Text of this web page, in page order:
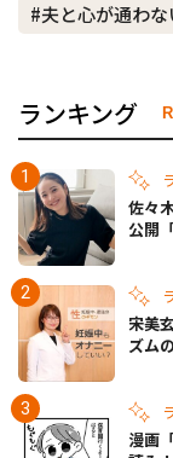
#夫と心が通わな
ランキング
佐々
公開
宋美
ズム
漫画